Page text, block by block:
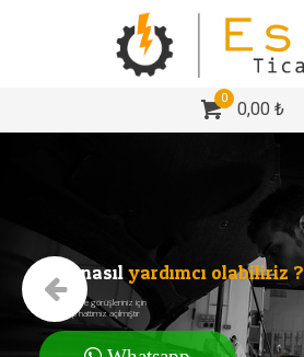
0
0,00 ₺
Size nasılyardımcı olabiliriz ?
Tüm soru ve görüşleriniz için
whatsapp hattımız açılmıştır